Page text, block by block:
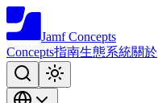
Jamf Concepts
Concepts指南生態系統關於